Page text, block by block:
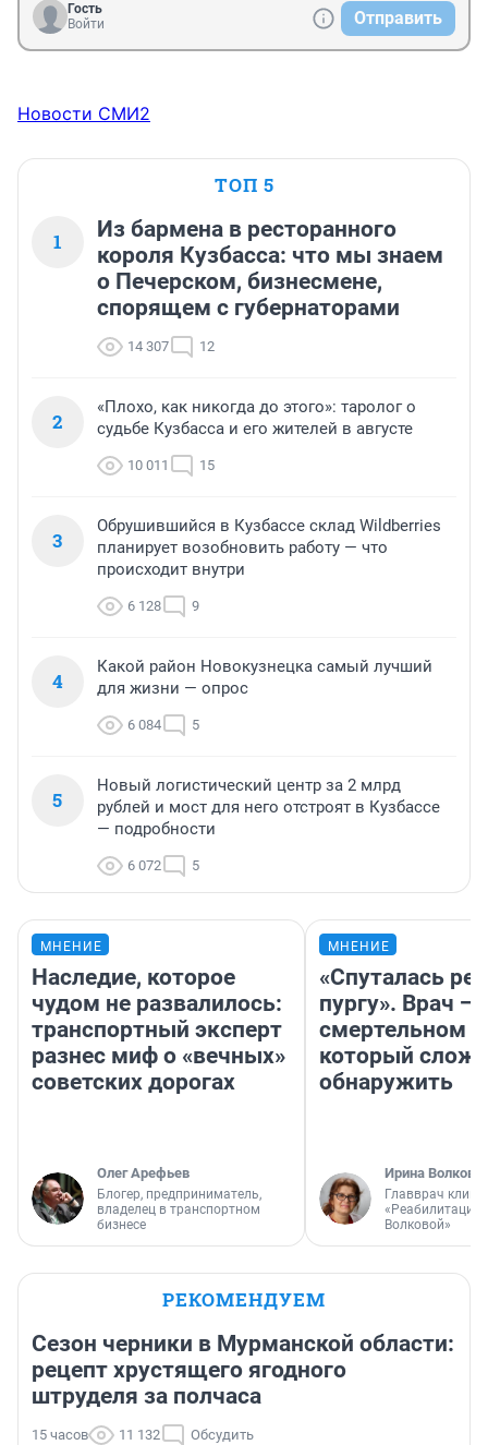
Гость
Войти
Отправить
Новости СМИ2
ТОП 5
1
Из бармена в ресторанного
короля Кузбасса: что мы знаем
о Печерском, бизнесмене,
спорящем с губернаторами
14 307 12
2
«Плохо, как никогда до этого»: таролог о
судьбе Кузбасса и его жителей в августе
10 011 15
3
Обрушившийся в Кузбассе склад Wildberries
планирует возобновить работу — что
происходит внутри
6 128 9
4
Какой район Новокузнецка самый лучший
для жизни — опрос
6 084 5
5
Новый логистический центр за 2 млрд
рублей и мост для него отстроят в Кузбассе
— подробности
6 072 5
МНЕНИЕ
Наследие, которое
чудом не развалилось:
транспортный эксперт
разнес миф о «вечных»
советских дорогах
Олег Арефьев
Блогер, предприниматель,
владелец в транспортном
бизнесе
МНЕНИЕ
«Спуталась
пургу». Врач —
смертельном
который
обнаружить
Ирина Волкова
Главврач
«Реабилитация
Волковой»
РЕКОМЕНДУЕМ
Сезон черники в Мурманской области:
рецепт хрустящего ягодного
штруделя за полчаса
15 часов 11 132 Обсудить